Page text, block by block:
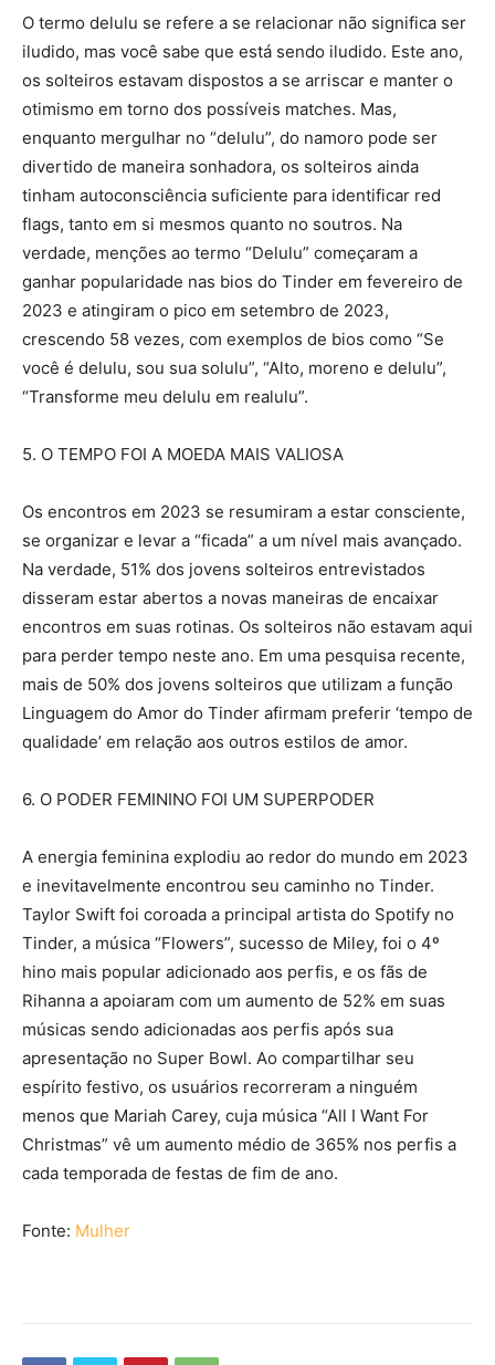
O termo delulu se refere a se relacionar não significa ser
iludido, mas você sabe que está sendo iludido. Este ano,
os solteiros estavam dispostos a se arriscar e manter o
otimismo em torno dos possíveis matches. Mas,
enquanto mergulhar no “delulu”, do namoro pode ser
divertido de maneira sonhadora, os solteiros ainda
tinham autoconsciência suficiente para identificar red
flags, tanto em si mesmos quanto no soutros. Na
verdade, menções ao termo “Delulu” começaram a
ganhar popularidade nas bios do Tinder em fevereiro de
2023 e atingiram o pico em setembro de 2023,
crescendo 58 vezes, com exemplos de bios como “Se
você é delulu, sou sua solulu”, “Alto, moreno e delulu”,
“Transforme meu delulu em realulu”.
5. O TEMPO FOI A MOEDA MAIS VALIOSA
Os encontros em 2023 se resumiram a estar consciente,
se organizar e levar a “ficada” a um nível mais avançado.
Na verdade, 51% dos jovens solteiros entrevistados
disseram estar abertos a novas maneiras de encaixar
encontros em suas rotinas. Os solteiros não estavam aqui
para perder tempo neste ano. Em uma pesquisa recente,
mais de 50% dos jovens solteiros que utilizam a função
Linguagem do Amor do Tinder afirmam preferir ‘tempo de
qualidade’ em relação aos outros estilos de amor.
6. O PODER FEMININO FOI UM SUPERPODER
A energia feminina explodiu ao redor do mundo em 2023
e inevitavelmente encontrou seu caminho no Tinder.
Taylor Swift foi coroada a principal artista do Spotify no
Tinder, a música “Flowers”, sucesso de Miley, foi o 4º
hino mais popular adicionado aos perfis, e os fãs de
Rihanna a apoiaram com um aumento de 52% em suas
músicas sendo adicionadas aos perfis após sua
apresentação no Super Bowl. Ao compartilhar seu
espírito festivo, os usuários recorreram a ninguém
menos que Mariah Carey, cuja música “All I Want For
Christmas” vê um aumento médio de 365% nos perfis a
cada temporada de festas de fim de ano.
Fonte: Mulher